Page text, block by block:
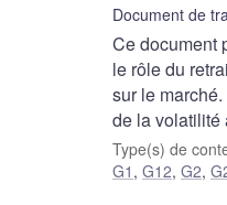
Document de
Ce document
le rôle du
sur le
de la volatilité
Type(s) de
G1 , G12, G2,